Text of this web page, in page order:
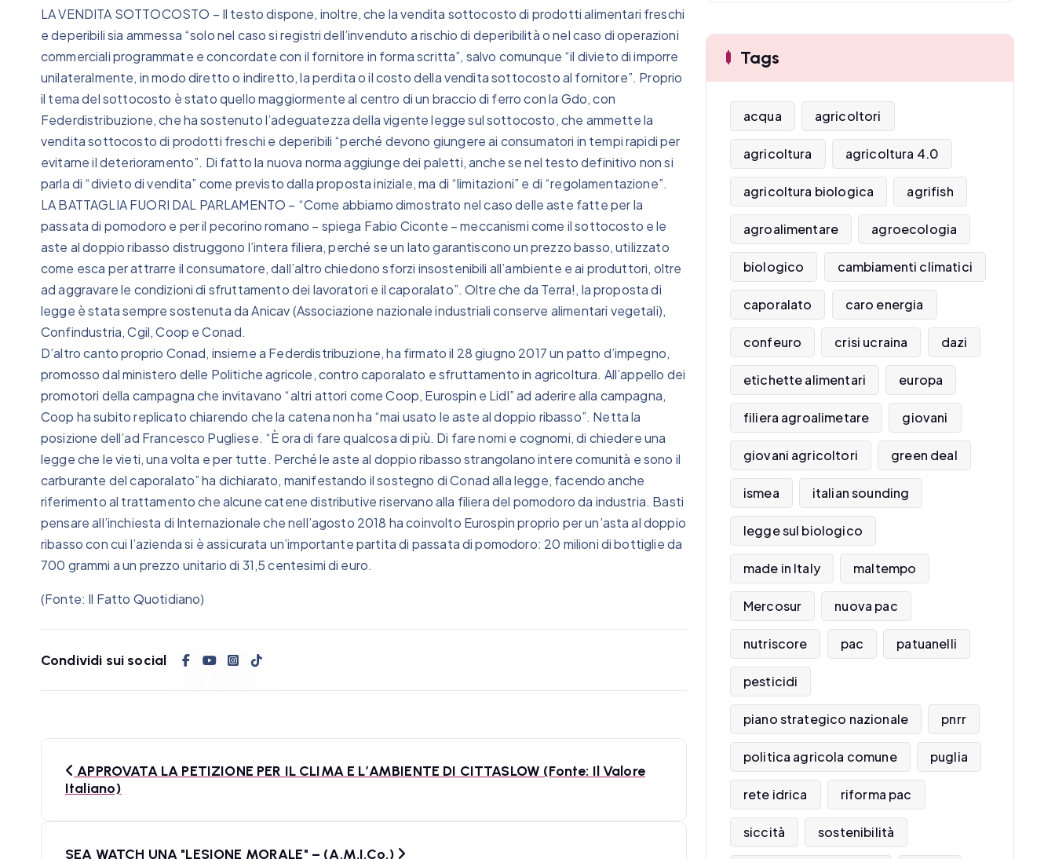
LA VENDITA SOTTOCOSTO – Il testo dispone, inoltre, che la vendita sottocosto di prodotti alimentari freschi
e deperibili sia ammessa “solo nel caso si registri dell’invenduto a rischio di deperibilità o nel caso di operazioni
commerciali programmate e concordate con il fornitore in forma scritta”, salvo comunque “il divieto di imporre
unilateralmente, in modo diretto o indiretto, la perdita o il costo della vendita sottocosto al fornitore”. Proprio
il tema del sottocosto è stato quello maggiormente al centro di un braccio di ferro con la Gdo, con
Federdistribuzione, che ha sostenuto l’adeguatezza della vigente legge sul sottocosto, che ammette la
vendita sottocosto di prodotti freschi e deperibili “perché devono giungere ai consumatori in tempi rapidi per
evitarne il deterioramento”. Di fatto la nuova norma aggiunge dei paletti, anche se nel testo definitivo non si
parla di “divieto di vendita” come previsto dalla proposta iniziale, ma di “limitazioni” e di “regolamentazione”.
LA BATTAGLIA FUORI DAL PARLAMENTO – “Come abbiamo dimostrato nel caso delle aste fatte per la
passata di pomodoro e per il pecorino romano – spiega Fabio Ciconte – meccanismi come il sottocosto e le
aste al doppio ribasso distruggono l’intera filiera, perché se un lato garantiscono un prezzo basso, utilizzato
come esca per attrarre il consumatore, dall’altro chiedono sforzi insostenibili all’ambiente e ai produttori, oltre
ad aggravare le condizioni di sfruttamento dei lavoratori e il caporalato”. Oltre che da Terra!, la proposta di
legge è stata sempre sostenuta da Anicav (Associazione nazionale industriali conserve alimentari vegetali),
Confindustria, Cgil, Coop e Conad.
D’altro canto proprio Conad, insieme a Federdistribuzione, ha firmato il 28 giugno 2017 un patto d’impegno,
promosso dal ministero delle Politiche agricole, contro caporalato e sfruttamento in agricoltura. All’appello dei
promotori della campagna che invitavano “altri attori come Coop, Eurospin e Lidl” ad aderire alla campagna,
Coop ha subito replicato chiarendo che la catena non ha “mai usato le aste al doppio ribasso”. Netta la
posizione dell’ad Francesco Pugliese. “È ora di fare qualcosa di più. Di fare nomi e cognomi, di chiedere una
legge che le vieti, una volta e per tutte. Perché le aste al doppio ribasso strangolano intere comunità e sono il
carburante del caporalato” ha dichiarato, manifestando il sostegno di Conad alla legge, facendo anche
riferimento al trattamento che alcune catene distributive riservano alla filiera del pomodoro da industria. Basti
pensare all’inchiesta di Internazionale che nell’agosto 2018 ha coinvolto Eurospin proprio per un’asta al doppio
ribasso con cui l’azienda si è assicurata un’importante partita di passata di pomodoro: 20 milioni di bottiglie da
700 grammi a un prezzo unitario di 31,5 centesimi di euro.
(Fonte: Il Fatto Quotidiano)
Condividi sui social
APPROVATA LA PETIZIONE PER IL CLIMA E L’AMBIENTE DI CITTASLOW (Fonte: Il Valore
Italiano)
SEA WATCH UNA "LESIONE MORALE" – (A.M.I.Co.)
Tags
acqua agricoltori
agricoltura agricoltura 4.0
agricoltura biologica agrifish
agroalimentare agroecologia
biologico cambiamenti climatici
caporalato caro energia
confeuro crisi ucraina dazi
etichette alimentari europa
filiera agroalimetare giovani
giovani agricoltori green deal
ismea italian sounding
legge sul biologico
made in Italy maltempo
Mercosur nuova pac
nutriscore pac patuanelli
pesticidi
piano strategico nazionale pnrr
politica agricola comune puglia
rete idrica riforma pac
siccità sostenibilità